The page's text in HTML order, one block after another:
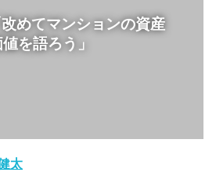
めてマンションの資産
を語ろう」
太